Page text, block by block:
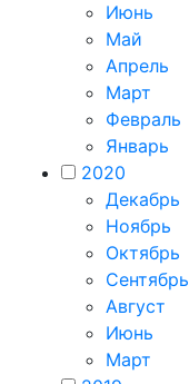
Июнь
Май
Апрель
Март
Февраль
Январь
2020
Декабрь
Ноябрь
Октябрь
Сентябрь
Август
Июнь
Март